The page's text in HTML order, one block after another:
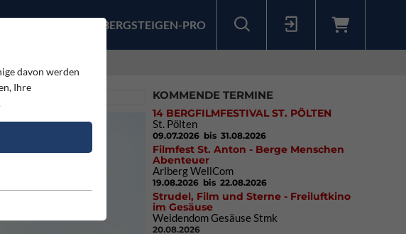
BERGSTEIGEN-PRO
KOMMENDE TERMINE
14 BERGFILMFESTIVAL ST. PÖLTEN
St. Pölten
09.07.2026 bis 31.08.2026
Filmfest St. Anton - Berge Menschen
Abenteuer
Arlberg WellCom
19.08.2026 bis 22.08.2026
Strudel, Film und Sterne - Freiluftkino
im Gesäuse
Weidendom Gesäuse Stmk
20.08.2026
davon werden
Ihre